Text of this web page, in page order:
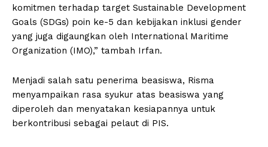
komitmen terhadap target Sustainable Development
Goals (SDGs) poin ke-5 dan kebijakan inklusi gender
yang juga digaungkan oleh International Maritime
Organization (IMO),” tambah Irfan.
Menjadi salah satu penerima beasiswa, Risma
menyampaikan rasa syukur atas beasiswa yang
diperoleh dan menyatakan kesiapannya untuk
berkontribusi sebagai pelaut di PIS.